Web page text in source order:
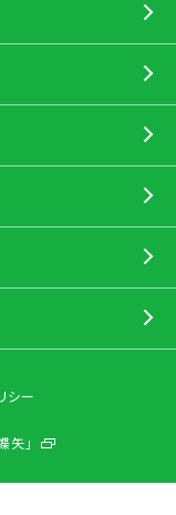
シー
矢」